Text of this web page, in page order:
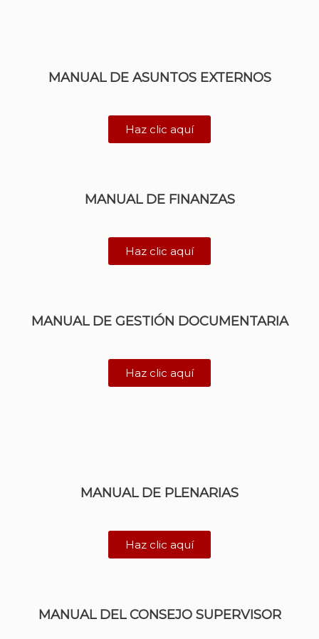
MANUAL DE ASUNTOS EXTERNOS
Haz clic aquí
MANUAL DE FINANZAS
Haz clic aquí
MANUAL DE GESTIÓN DOCUMENTARIA
Haz clic aquí
MANUAL DE PLENARIAS
Haz clic aquí
MANUAL DEL CONSEJO SUPERVISOR